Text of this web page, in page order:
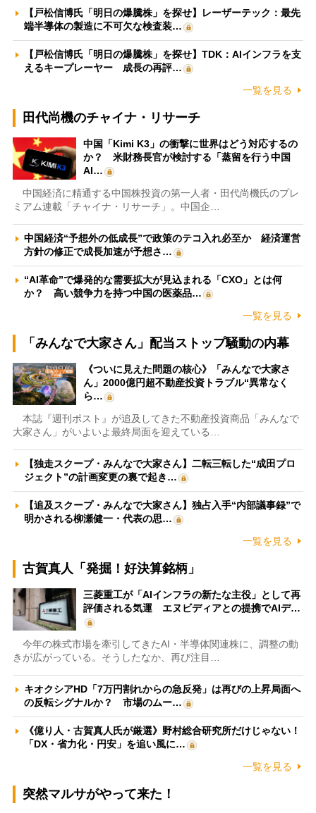
【戸松信博氏「明日の爆騰株」を探せ】レーザーテック：最先
端半導体の製造に不可欠な検査装…
【戸松信博氏「明日の爆騰株」を探せ】TDK：AIインフラを支
えるキープレーヤー 成長の再評…
一覧を見る
田代尚機のチャイナ・リサーチ
中国「Kimi K3」の衝撃に世界はどう対応するの
か？ 米財務長官が検討する「蒸留を行う中国
AI…
中国経済に精通する中国株投資の第一人者・田代尚機氏のプレ
ミアム連載「チャイナ・リサーチ」。中国企…
中国経済“予想外の低成長”で政策のテコ入れ必至か 経済運営
方針の修正で成長加速が予想さ…
“AI革命”で爆発的な需要拡大が見込まれる「CXO」とは何
か？ 高い競争力を持つ中国の医薬品…
一覧を見る
「みんなで大家さん」配当ストップ騒動の内幕
《ついに見えた問題の核心》「みんなで大家さ
ん」2000億円超不動産投資トラブル“異常なく
ら…
本誌『週刊ポスト』が追及してきた不動産投資商品「みんなで
大家さん」がいよいよ最終局面を迎えている…
【独走スクープ・みんなで大家さん】二転三転した“成田プロ
ジェクト”の計画変更の裏で起き…
【追及スクープ・みんなで大家さん】独占入手“内部議事録”で
明かされる柳瀬健一・代表の思…
一覧を見る
古賀真人「発掘！好決算銘柄」
三菱重工が「AIインフラの新たな主役」として再
評価される気運 エヌビディアとの提携でAIデ…
今年の株式市場を牽引してきたAI・半導体関連株に、調整の動
きが広がっている。そうしたなか、再び注目…
キオクシアHD「7万円割れからの急反発」は再びの上昇局面へ
の反転シグナルか？ 市場のムー…
《億り人・古賀真人氏が厳選》野村総合研究所だけじゃない！
「DX・省力化・円安」を追い風に…
一覧を見る
突然マルサがやって来た！